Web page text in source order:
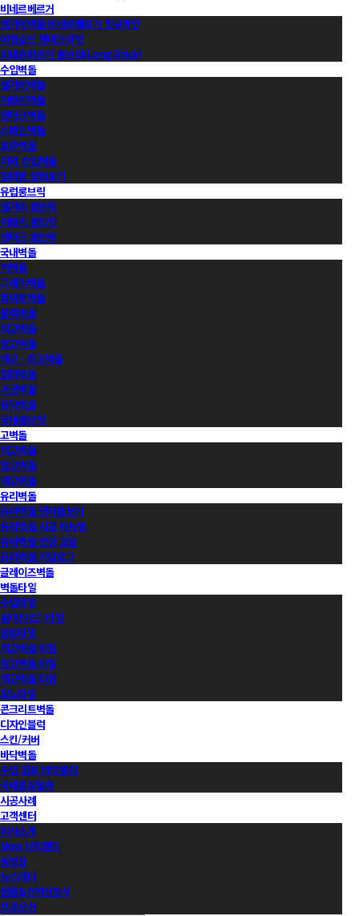
비네르베르거
벨기에벽돌 비네르베르거 정규라인
에겐순드 덴마크라인
비네르베르거 롱브릭(Long Brick)
수입벽돌
벨기에벽돌
이태리벽돌
덴마크벽돌
스페인벽돌
호주벽돌
이외 수입벽돌
컬러별 살펴보기
유럽롱브릭
벨기에 롱브릭
이태리 롱브릭
덴마크 롱브릭
국내벽돌
적벽돌
그레이벽돌
화이트벽돌
블랙벽돌
적고벽돌
청고벽돌
백고ㆍ회고벽돌
컬러벽돌
가공벽돌
유약벽돌
국내롱브릭
고벽돌
적고벽돌
청고벽돌
백고벽돌
유리벽돌
유리벽돌 전제품보기
유리벽돌 시공 매뉴얼
유리벽돌 영상 모음
유리벽돌 카달로그
글레이즈벽돌
벽돌타일
수입타일
롱(와이드) 타일
점토타일
적고벽돌 타일
청고벽돌 타일
백고벽돌 타일
모노타일
콘크리트벽돌
디자인블럭
스킨/커버
바닥벽돌
수입 점토 바닥블럭
국내점토블록
시공사례
고객센터
회사소개
Now 브릭랜드
동영상
뉴스레터
샘플&견적신청서
프로모션